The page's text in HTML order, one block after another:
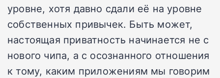
уровне, хотя давно сдали её на уровне
собственных привычек. Быть может,
настоящая приватность начинается не с
нового чипа, а с осознанного отношения
к тому, каким приложениям мы говорим